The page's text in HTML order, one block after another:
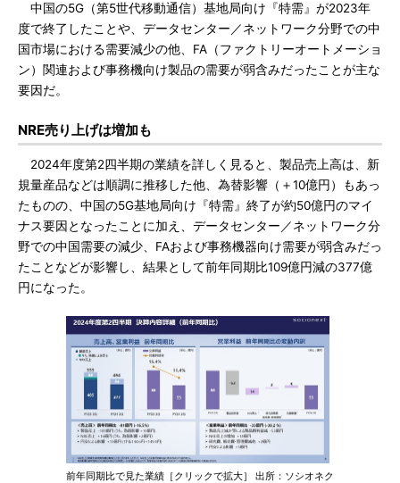
中国の5G（第5世代移動通信）基地局向け『特需』が2023年
度で終了したことや、データセンター／ネットワーク分野での中
国市場における需要減少の他、FA（ファクトリーオートメーショ
ン）関連および事務機向け製品の需要が弱含みだったことが主な
要因だ。
NRE売り上げは増加も
2024年度第2四半期の業績を詳しく見ると、製品売上高は、新
規量産品などは順調に推移した他、為替影響（＋10億円）もあっ
たものの、中国の5G基地局向け『特需』終了が約50億円のマイ
ナス要因となったことに加え、データセンター／ネットワーク分
野での中国需要の減少、FAおよび事務機器向け需要が弱含みだっ
たことなどが影響し、結果として前年同期比109億円減の377億
円になった。
前年同期比で見た業績［クリックで拡大］ 出所：ソシオネク